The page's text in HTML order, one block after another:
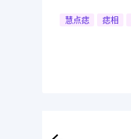
慧点痣 痣相